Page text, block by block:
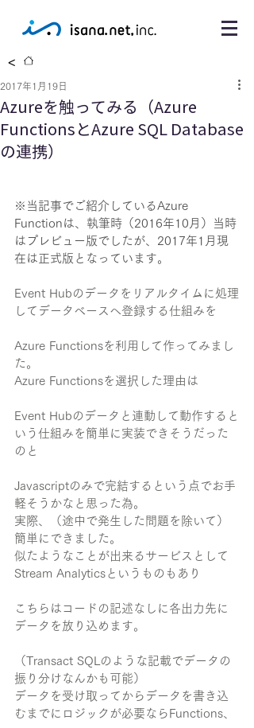
<
Azureを触ってみる（Azure
FunctionsとAzure SQL Database
の連携）
2017年1月19日
※当記事でご紹介しているAzure
Functionは、執筆時（2016年10月）当時
はプレビュー版でしたが、2017年1月現
在は正式版となっています。
Event Hubのデータをリアルタイムに処理
してデータベースへ登録する仕組みを
Azure Functionsを利用して作ってみまし
た。
Azure Functionsを選択した理由は
Event Hubのデータと連動して動作すると
いう仕組みを簡単に実装できそうだった
のと
Javascriptのみで完結するという点でお手
軽そうかなと思った為。
実際、（途中で発生した問題を除いて）
簡単にできました。
似たようなことが出来るサービスとして
Stream Analyticsというものもあり
こちらはコードの記述なしに各出力先に
データを放り込めます。
（Transact SQLのような記載でデータの
振り分けなんかも可能）
データを受け取ってからデータを書き込
むまでにロジックが必要ならFunctions、